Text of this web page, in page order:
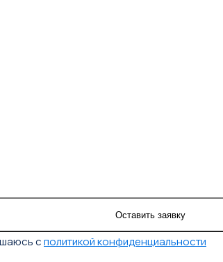
сполитикой конфиденциальности